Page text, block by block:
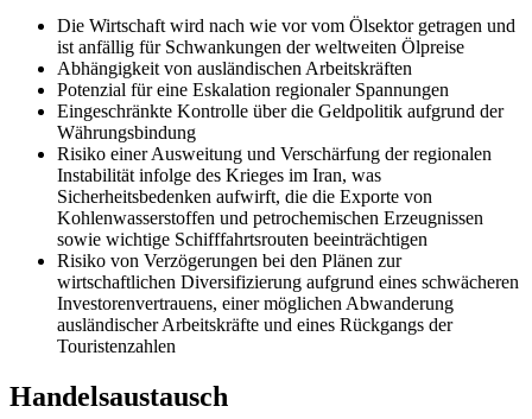
Die Wirtschaft wird nach wie vor vom Ölsektor getragen und
ist anfällig für Schwankungen der weltweiten Ölpreise
Abhängigkeit von ausländischen Arbeitskräften
Potenzial für eine Eskalation regionaler Spannungen
Eingeschränkte Kontrolle über die Geldpolitik aufgrund der
Währungsbindung
Risiko einer Ausweitung und Verschärfung der regionalen
Instabilität infolge des Krieges im Iran, was
Sicherheitsbedenken aufwirft, die die Exporte von
Kohlenwasserstoffen und petrochemischen Erzeugnissen
sowie wichtige Schifffahrtsrouten beeinträchtigen
Risiko von Verzögerungen bei den Plänen zur
wirtschaftlichen Diversifizierung aufgrund eines schwächeren
Investorenvertrauens, einer möglichen Abwanderung
ausländischer Arbeitskräfte und eines Rückgangs der
Touristenzahlen
Handelsaustausch